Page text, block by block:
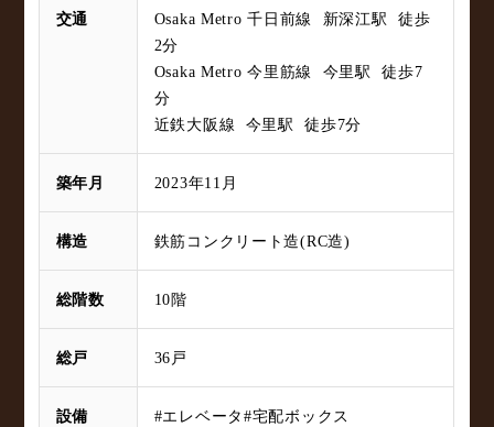
交通
Osaka Metro 千日前線 新深江駅 徒歩
2分
Osaka Metro 今里筋線 今里駅 徒歩7
分
近鉄大阪線 今里駅 徒歩7分
築年月 2023年11月
構造 鉄筋コンクリート造(RC造)
総階数 10階
総戸 36戸
設備 #エレベータ#宅配ボックス